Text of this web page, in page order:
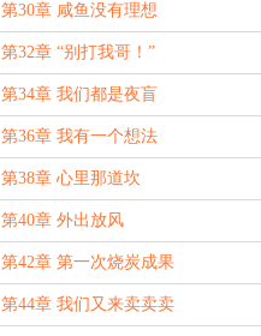
第30章 咸鱼没有理想
第32章 “别打我哥！”
第34章 我们都是夜盲
第36章 我有一个想法
第38章 心里那道坎
第40章 外出放风
第42章 第一次烧炭成果
第44章 我们又来卖卖卖